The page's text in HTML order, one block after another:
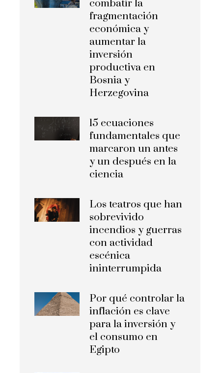
combatir la
fragmentación
económica y
aumentar la
inversión
productiva en
Bosnia y
Herzegovina
15 ecuaciones
fundamentales que
marcaron un antes
y un después en la
ciencia
Los teatros que han
sobrevivido
incendios y guerras
con actividad
escénica
ininterrumpida
Por qué controlar la
inflación es clave
para la inversión y
el consumo en
Egipto